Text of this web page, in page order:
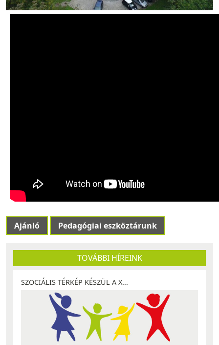
Ajánló Pedagógiai eszköztárunk
TOVÁBBI HÍREINK
SZOCIÁLIS TÉRKÉP KÉSZÜL A X...